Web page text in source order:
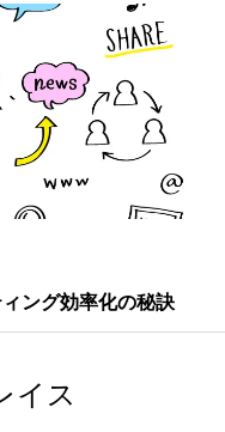
ング効率化の秘訣
イス